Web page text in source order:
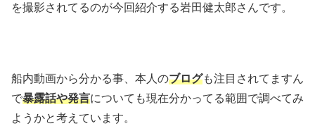
を撮影されてるのが今回紹介する岩田健太郎さんです。
船内動画から分かる事、本人のブログも注目されてますん
で暴露話や発言についても現在分かってる範囲で調べてみ
ようかと考えています。